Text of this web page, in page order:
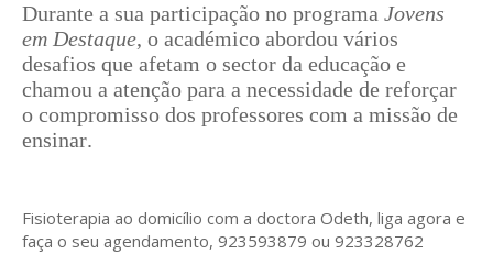
Durante a sua participação no programa Jovens
em Destaque, o académico abordou vários
desafios que afetam o sector da educação e
chamou a atenção para a necessidade de reforçar
o compromisso dos professores com a missão de
ensinar.
Fisioterapia ao domicílio com a doctora Odeth, liga agora e
faça o seu agendamento, 923593879 ou 923328762